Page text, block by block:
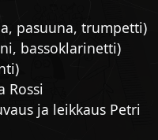
pasuuna, trumpetti)
bassoklarinetti)
Rossi
ja leikkaus Petri